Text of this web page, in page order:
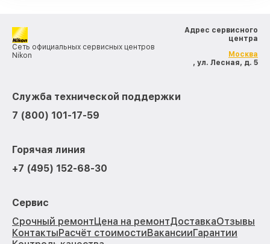
Сеть официальных сервисных центров
Nikon
Адрес сервисного
центра
Москва
, ул. Лесная, д. 5
Служба технической поддержки
7 (800) 101-17-59
Горячая линия
+7 (495) 152-68-30
Сервис
Срочный ремонтЦена на ремонтДоставкаОтзывы
КонтактыРасчёт стоимостиВакансииГарантии